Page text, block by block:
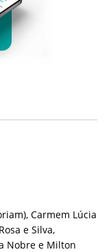
Carmem Lúcia
e Silva,
Nobre e Milton